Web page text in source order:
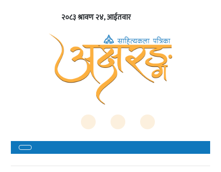
२०८३ श्रावण २४, आईतवार